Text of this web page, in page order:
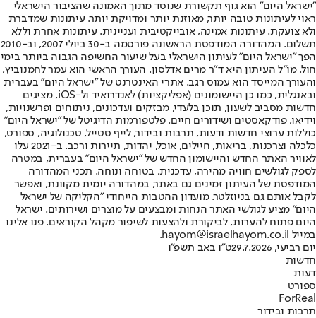
"ישראל היום" הוא גוף תקשורת שנוסד מתוך האמונה שהציבור הישראלי
ראוי לעיתונות טובה יותר, מאוזנת יותר ומדויקת יותר. עיתונות שמדברת
ולא צועקת. עיתונות אמינה, אובייקטיבית ועניינית. עיתונות אחרת וללא
תשלום. המהדורה המודפסת הראשונה פורסמה ב-30 ביולי 2007, וב-2010
הפך "ישראל היום" לעיתון הישראלי בעל שיעור החשיפה הגבוה ביותר בימי
חול. מו"ל העיתון היא ד"ר מרים אדלסון. העורך הראשי הוא עמר לחמנוביץ,
והעורך המייסד הוא עמוס רגב. אתרי האינטרנט של "ישראל היום" בעברית
ובאנגלית, כמו כן היישומונים (אפליקציות) לאנדרואיד ול-iOS, מציגים
חדשות מסביב לשעון, תוכן בלעדי, מבזקים ועדכונים, ניתוחים ופרשנויות,
וידיאו, פודקאסטים ושידורים חיים. פלטפורמות הדיגיטל של "ישראל היום"
כוללות ערוצי חדשות ודעות, תרבות ובידור, לייף סטייל, טכנולוגיה, ספורט,
כלכלה וצרכנות, בריאות, חיילים, אוכל, יהדות, תיירות ורכב. ב-2021 עלו
לאוויר האתר החדש והיישומון החדש של "ישראל היום" בעברית, במטרה
לספק לגולשים חוויה מהירה, עדכנית, בטוחה ונוחה. תכני המהדורה
המודפסת של העיתון זמינים גם באתר, במהדורה יומית מקוונת, ואפשר
לקבל אותם גם בניוזלטר. מועדון ההטבות הייחודי "הקליקה של ישראל
היום" מציע לגולשי האתר הנחות ומבצעים על מוצרים ושירותים. ישראל
היום פתוח להערות, לביקורת ולהצעות לשיפור מקהל הקוראים. פנו אלינו
במייל hayom@israelhayom.co.il.
יום רביעי, 29.7.2026
ט"ו באב תשפ"ו
חדשות
דעות
ספורט
ForReal
תרבות ובידור